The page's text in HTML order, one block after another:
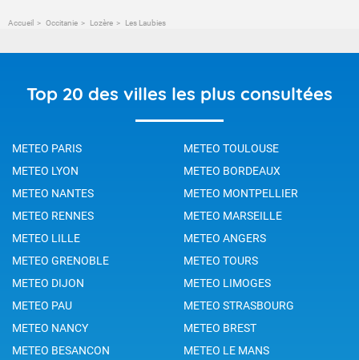
Accueil Occitanie Lozère Les Laubies
Top 20 des villes les plus consultées
METEO PARIS
METEO TOULOUSE
METEO LYON
METEO BORDEAUX
METEO NANTES
METEO MONTPELLIER
METEO RENNES
METEO MARSEILLE
METEO LILLE
METEO ANGERS
METEO GRENOBLE
METEO TOURS
METEO DIJON
METEO LIMOGES
METEO PAU
METEO STRASBOURG
METEO NANCY
METEO BREST
METEO BESANCON
METEO LE MANS